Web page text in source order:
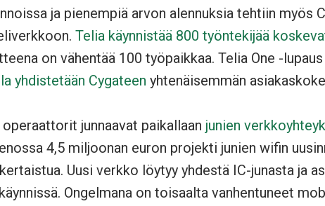
ja pienempiä arvon alennuksia tehtiin myös
Telia käynnistää 800 työntekijää
on vähentää 100 työpaikkaa. Telia One -
yhdistetään Cygateen yhtenäisemmän
operaattorit junnaavat paikallaan junien
4,5 miljoonan euron projekti junien wifin
Uusi verkko löytyy yhdestä IC-junasta ja
Ongelmana on toisaalta vanhentuneet